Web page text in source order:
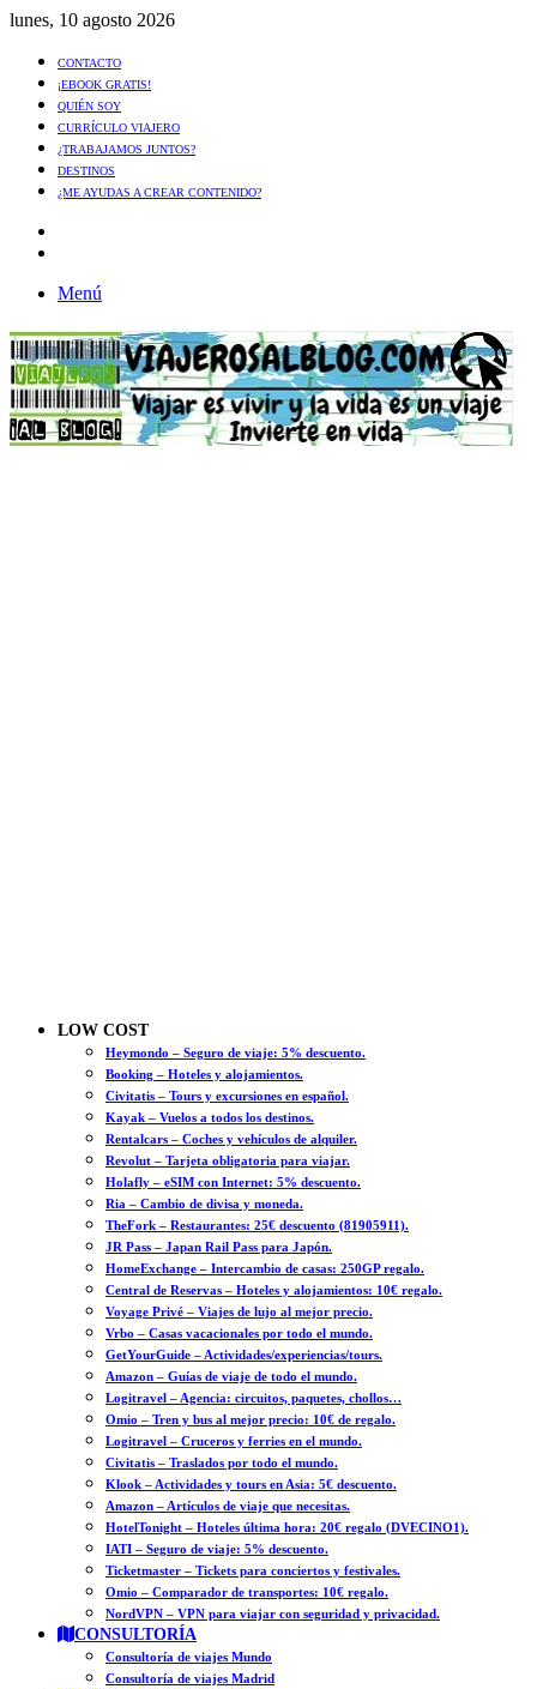
lunes, 10 agosto 2026
CONTACTO
¡EBOOK GRATIS!
QUIÉN SOY
CURRÍCULO VIAJERO
¿TRABAJAMOS JUNTOS?
DESTINOS
¿ME AYUDAS A CREAR CONTENIDO?
Menú
LOW COST
Heymondo – Seguro de viaje: 5% descuento.
Booking – Hoteles y alojamientos.
Civitatis – Tours y excursiones en español.
Kayak – Vuelos a todos los destinos.
Rentalcars – Coches y vehículos de alquiler.
Revolut – Tarjeta obligatoria para viajar.
Holafly – eSIM con Internet: 5% descuento.
Ria – Cambio de divisa y moneda.
TheFork – Restaurantes: 25€ descuento (81905911).
JR Pass – Japan Rail Pass para Japón.
HomeExchange – Intercambio de casas: 250GP regalo.
Central de Reservas – Hoteles y alojamientos: 10€ regalo.
Voyage Privé – Viajes de lujo al mejor precio.
Vrbo – Casas vacacionales por todo el mundo.
GetYourGuide – Actividades/experiencias/tours.
Amazon – Guías de viaje de todo el mundo.
Logitravel – Agencia: circuitos, paquetes, chollos…
Omio – Tren y bus al mejor precio: 10€ de regalo.
Logitravel – Cruceros y ferries en el mundo.
Civitatis – Traslados por todo el mundo.
Klook – Actividades y tours en Asia: 5€ descuento.
Amazon – Artículos de viaje que necesitas.
HotelTonight – Hoteles última hora: 20€ regalo (DVECINO1).
IATI – Seguro de viaje: 5% descuento.
Ticketmaster – Tickets para conciertos y festivales.
Omio – Comparador de transportes: 10€ regalo.
NordVPN – VPN para viajar con seguridad y privacidad.
CONSULTORÍA
Consultoría de viajes Mundo
Consultoría de viajes Madrid